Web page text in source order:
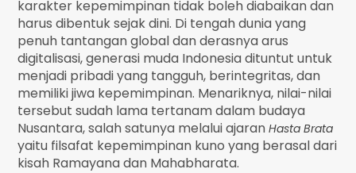
karakter kepemimpinan tidak boleh diabaikan dan
harus dibentuk sejak dini. Di tengah dunia yang
penuh tantangan global dan derasnya arus
digitalisasi, generasi muda Indonesia dituntut untuk
menjadi pribadi yang tangguh, berintegritas, dan
memiliki jiwa kepemimpinan. Menariknya, nilai-nilai
tersebut sudah lama tertanam dalam budaya
Nusantara, salah satunya melalui ajaranHasta Brata
yaitu filsafat kepemimpinan kuno yang berasal dari
kisah Ramayana dan Mahabharata.